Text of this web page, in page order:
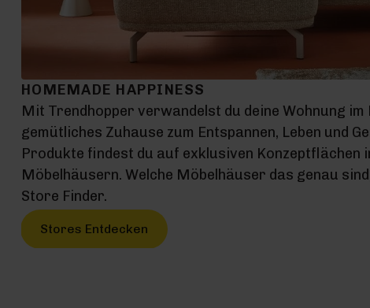
HOMEMADE HAPPINESS
Mit Trendhopper verwandelst du deine Wohnung im
gemütliches Zuhause zum Entspannen, Leben und
Produkte findest du auf exklusiven Konzeptflächen
Möbelhäusern. Welche Möbelhäuser das genau
Store Finder.
Stores Entdecken